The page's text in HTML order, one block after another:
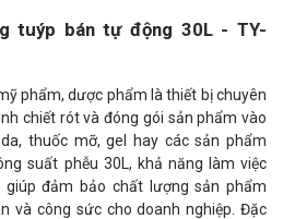
tuýp bán tự động 30L - TY-
phẩm, dược phẩm là thiết bị chuyên
chiết rót và đóng gói sản phẩm vào
thuốc mỡ, gel hay các sản phẩm
suất phễu 30L, khả năng làm việc
đảm bảo chất lượng sản phẩm
và công sức cho doanh nghiệp. Đặc